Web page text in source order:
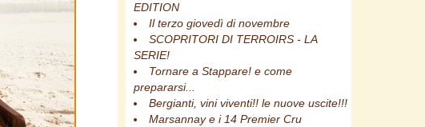
EDITION
Il terzo giovedì di novembre
SCOPRITORI DI TERROIRS - LA
SERIE!
Tornare a Stappare! e come
prepararsi...
Bergianti, vini viventi!! le nuove uscite!!!
Marsannay e i 14 Premier Cru